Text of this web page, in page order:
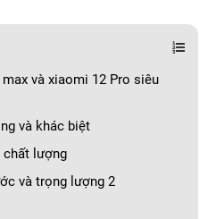
và xiaomi 12 Pro siêu
và khác biệt
chất lượng
và trọng lượng 2